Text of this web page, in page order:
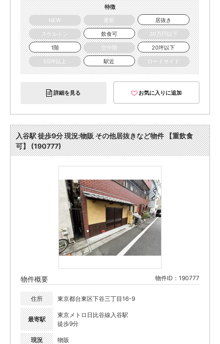
特徴
NEW
更新
居抜き
スケルトン
飲食可
30万円以下
1階
空中階
20坪以下
50坪以上
駅近 ロードサイド
詳細を見る お気に入りに追加
入谷駅 徒歩9分 現況:物販 その他居抜きなど物件 【重飲食
可】 (190777)
物件概要 物件ID：190777
住所 東京都台東区下谷三丁目16-9
最寄駅
東京メトロ日比谷線入谷駅
徒歩9分
現況 物販